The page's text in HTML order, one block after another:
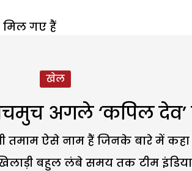
मिल गए हैं
खेल
अगले ‘कपिल
तमाम ऐसे नाम हैं जिनके बारे में
बहुल लंबे समय तक टीम इंडिया